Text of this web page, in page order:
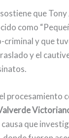
que
como
y que
y el
procesamiento
que